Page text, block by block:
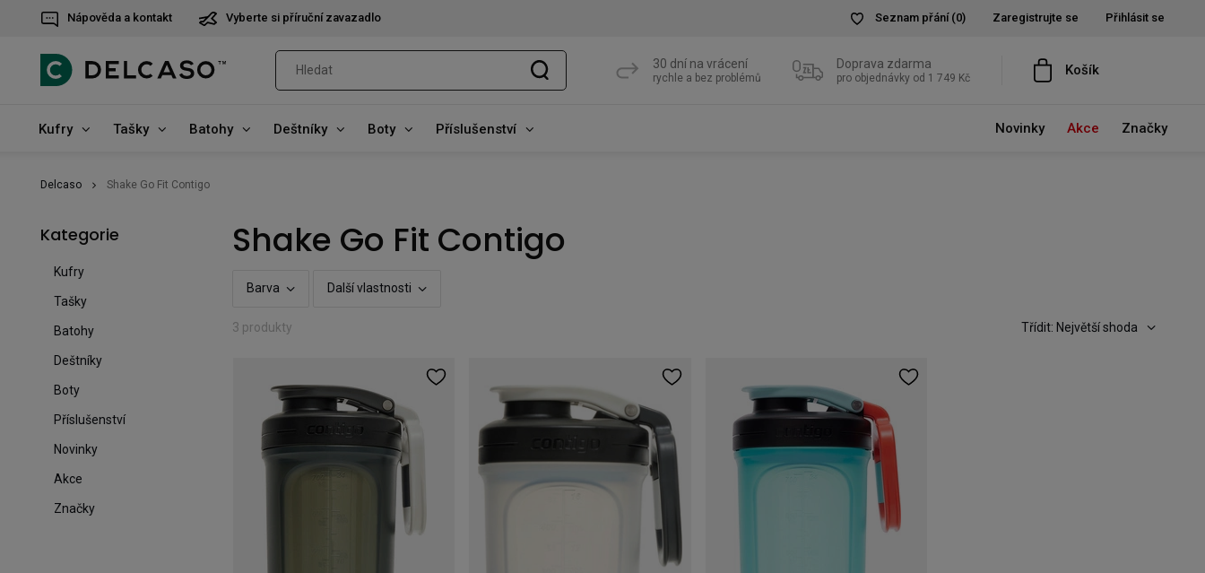
Nápověda a kontakt Vyberte si příruční zavazadlo Seznam přání (0) Zaregistrujte se Přihlásit se
30 dní na vrácení
rychle a bez problémů
Doprava zdarma
pro objednávky od 1 749 Kč Košík
Kufry Tašky Batohy Deštníky Boty Příslušenství Novinky Akce Značky
Delcaso Shake Go Fit Contigo
Kategorie
Kufry
Tašky
Batohy
Deštníky
Boty
Příslušenství
Novinky
Akce
Značky
Shake Go Fit Contigo
Barva Další vlastnosti
3 produkty Třídit: Největší shoda